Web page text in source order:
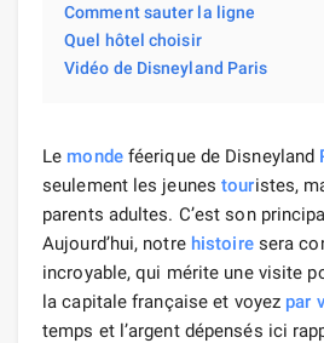
Comment sauter la ligne
Quel hôtel choisir
Vidéo de Disneyland Paris
Le mondeféerique de Disneyland
seulement les jeunestouristes,
parents adultes. C’est son
Aujourd’hui, notre histoiresera
incroyable, qui mérite une visite
la capitale française et voyez par
temps et l’argent dépensés ici